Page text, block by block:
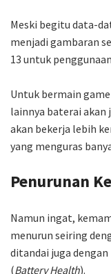
Meski begitu data-
menjadi gambaran
13 untuk
Untuk bermain
lainnya baterai akan
akan bekerja lebih
yang menguras
Penurunan
Namun ingat,
menurun seiring
ditandai juga
(Battery Health).